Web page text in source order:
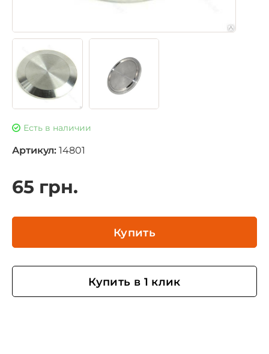
Есть в наличии
Артикул: 14801
65 грн.
Купить
Купить в 1 клик